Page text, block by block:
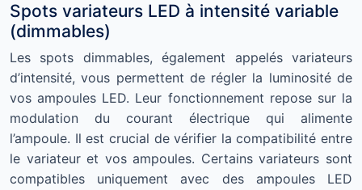
Spots variateurs LED à intensité variable
(dimmables)
Les spots dimmables, également appelés variateurs
d’intensité, vous permettent de régler la luminosité de
vos ampoules LED. Leur fonctionnement repose sur la
modulation du courant électrique qui alimente
l’ampoule. Il est crucial de vérifier la compatibilité entre
le variateur et vos ampoules. Certains variateurs sont
compatibles uniquement avec des ampoules LED